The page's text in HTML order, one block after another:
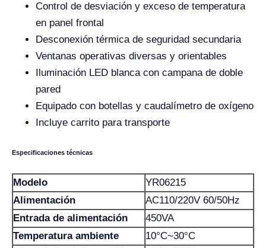
Control de desviación y exceso de temperatura
en panel frontal
Desconexión térmica de seguridad secundaria
Ventanas operativas diversas y orientables
Iluminación LED blanca con campana de doble
pared
Equipado con botellas y caudalímetro de oxígeno
Incluye carrito para transporte
Especificaciones técnicas
Modelo
YR06215
Alimentación
AC110/220V 60/50Hz
Entrada de alimentación
450VA
Temperatura ambiente
10°C~30°C